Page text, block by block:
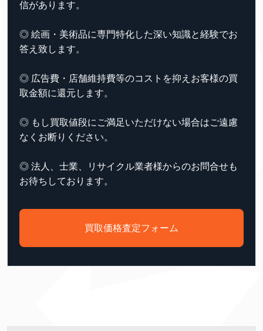
信があります。
◎ 絵画・美術品に専門特化した深い知識と経験でお
答え致します。
◎ 広告費・店舗維持費等のコストを抑えお客様の買
取金額に還元します。
◎ もし買取値段にご満足いただけない場合はご遠慮
なくお断りください。
◎ 法人、士業、リサイクル業者様からのお問合せも
お待ちしております。
買取価格査定フォーム